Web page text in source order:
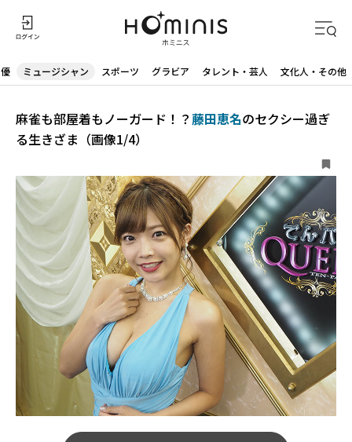
ミュージシャン スポーツ グラビア タレント・芸人 文化人・その他
麻雀も部屋着もノーガード！？藤田恵名のセクシー過ぎ
る生きざま（画像1/4）